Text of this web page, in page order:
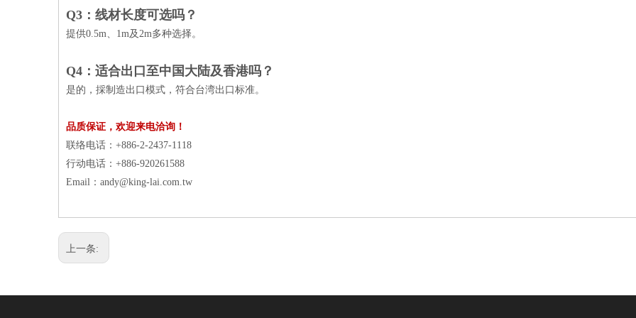
Q3：线材长度可选吗？
提供0.5m、1m及2m多种选择。
Q4：适合出口至中国大陆及香港吗？
是的，採制造出口模式，符合台湾出口标准。
品质保证，欢迎来电洽询！
联络电话：+886-2-2437-1118
行动电话：+886-920261588
Email： andy@king-lai.com.tw
上一条: